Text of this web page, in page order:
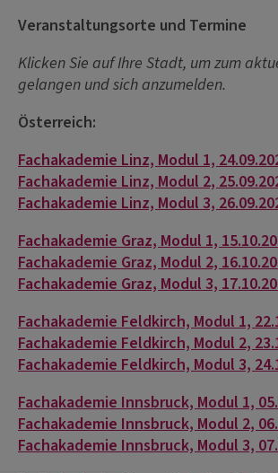
Veranstaltungsorte und Termine
Klicken Sie auf Ihre Stadt, um zum
gelangen und sich anzumelden.
Österreich:
Fachakademie Linz, Modul 1,
Fachakademie Linz, Modul 2,
Fachakademie Linz, Modul 3,
Fachakademie Graz, Modul 1,
Fachakademie Graz, Modul 2,
Fachakademie Graz, Modul 3,
Fachakademie Feldkirch, Modul 1,
Fachakademie Feldkirch, Modul 2,
Fachakademie Feldkirch, Modul 3,
Fachakademie Innsbruck, Modul 1,
Fachakademie Innsbruck, Modul 2,
Fachakademie Innsbruck, Modul 3,